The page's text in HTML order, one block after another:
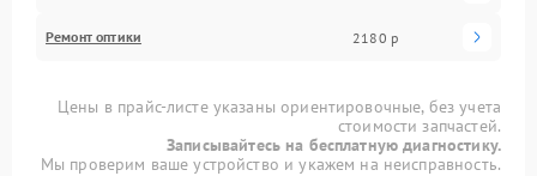
Ремонт оптики 2180 р
Цены в прайс-листе указаны ориентировочные, без учета
стоимости запчастей.
Записывайтесь на бесплатную диагностику.
Мы проверим ваше устройство и укажем на неисправность.